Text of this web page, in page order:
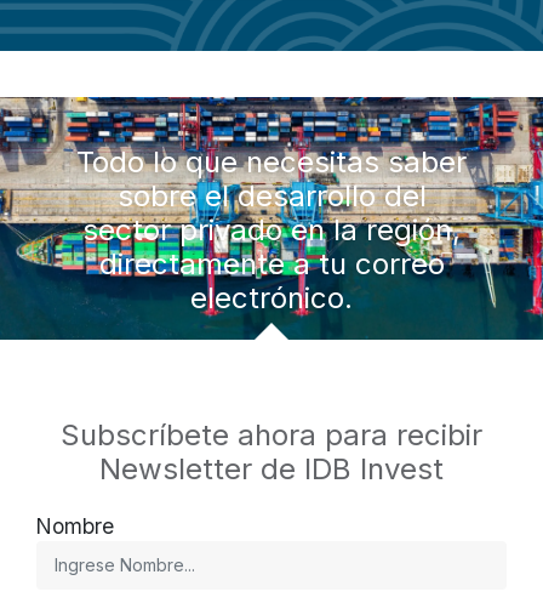
Todo lo que necesitas saber
sobre el desarrollo del
sector privado en la región,
directamente a tu correo
electrónico.
Subscríbete ahora para recibir
Newsletter de IDB Invest
Nombre